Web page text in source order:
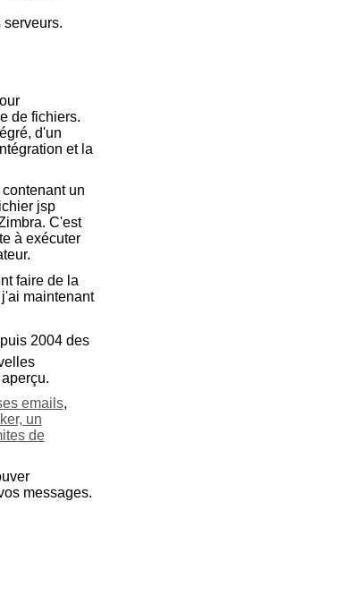
de fichiers.
d'un
et la
un
jsp
C'est
à exécuter
faire de la
maintenant
2004 des
emails,
un
de
messages.